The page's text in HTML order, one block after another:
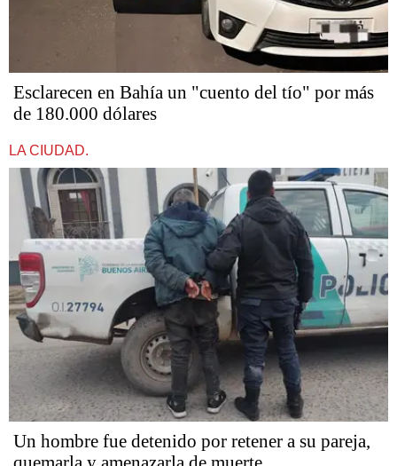
Esclarecen en Bahía un "cuento del tío" por más
de 180.000 dólares
LA CIUDAD.
Un hombre fue detenido por retener a su pareja,